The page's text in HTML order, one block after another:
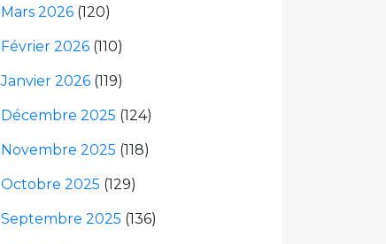
Mars 2026 (120)
Février 2026 (110)
Janvier 2026 (119)
Décembre 2025 (124)
Novembre 2025 (118)
Octobre 2025 (129)
Septembre 2025 (136)